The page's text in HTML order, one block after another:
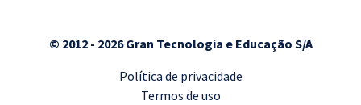
© 2012 - 2026 Gran Tecnologia e Educação S/A
Política de privacidade
Termos de uso